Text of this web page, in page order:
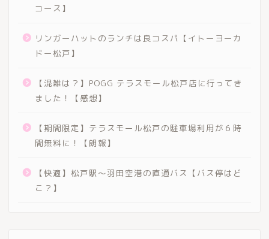
コース】
リンガーハットのランチは良コスパ【イトーヨーカ
ドー松戸】
【混雑は？】POGG テラスモール松戸店に行ってき
ました！【感想】
【期間限定】テラスモール松戸の駐車場利用が６時
間無料に！【朗報】
【快適】松戸駅〜羽田空港の直通バス【バス停はど
こ？】